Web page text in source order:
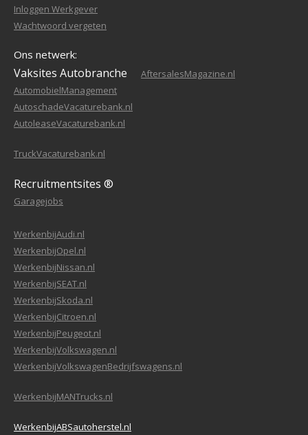
Inloggen Werkgever
Wachtwoord vergeten
Ons netwerk:
Vaksites Autobranche
AftersalesMagazine.nl
AutomobielManagement
AutoschadeVacaturebank.nl
AutoleaseVacaturebank.nl
TruckVacaturebank.nl
Recruitmentsites ®
Garagejobs
WerkenbijAudi.nl
WerkenbijOpel.nl
WerkenbijNissan.nl
WerkenbijSEAT.nl
WerkenbijSkoda.nl
WerkenbijCitroen.nl
WerkenbijPeugeot.nl
WerkenbijVolkswagen.nl
WerkenbijVolkswagenBedrijfswagens.nl
WerkenbijMANTrucks.nl
WerkenbijABSautoherstel.nl